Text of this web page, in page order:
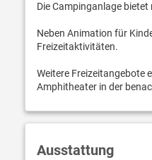
Die Campinganlage
Neben Animation für
Freizeitaktivitäten.
Weitere Freizeitangebote
Amphitheater in der
Ausstattung